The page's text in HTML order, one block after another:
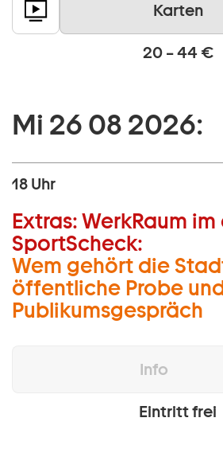
Karten
20 – 44 €
Mi 26 08 2026:
18 Uhr
Extras:WerkRaum
SportScheck:
Wem gehört die
öffentliche Probe
Publikumsgespräch
Info
Eintritt frei